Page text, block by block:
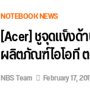
NOTEBOOK NEWS
[Acer] ชูจุดแข็ง
ผลิตภัณฑ์ไอโอที
NBS Team February 17,